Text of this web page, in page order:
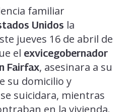
familiar
Unidos la
jueves 16 de abril de
el exvicegobernador
Fairfax, asesinara a su
su domicilio y
suicidara, mientras
en la vivienda.